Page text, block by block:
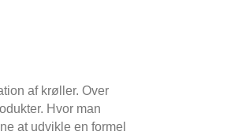
af krøller. Over
Hvor man
at udvikle en formel